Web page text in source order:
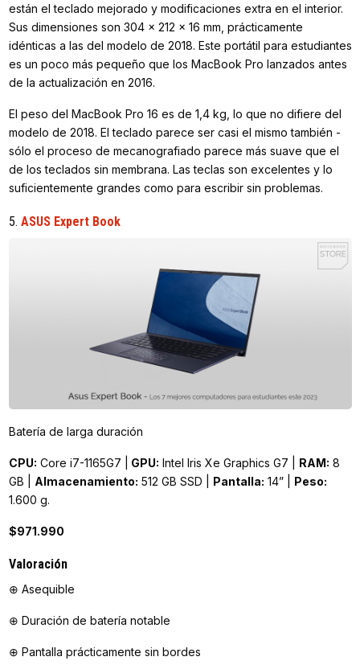
están el teclado mejorado y modificaciones extra en el interior.
Sus dimensiones son 304 x 212 x 16 mm, prácticamente
idénticas a las del modelo de 2018. Este portátil para estudiantes
es un poco más pequeño que los MacBook Pro lanzados antes
de la actualización en 2016.
El peso del MacBook Pro 16 es de 1,4 kg, lo que no difiere del
modelo de 2018. El teclado parece ser casi el mismo también -
sólo el proceso de mecanografiado parece más suave que el
de los teclados sin membrana. Las teclas son excelentes y lo
suficientemente grandes como para escribir sin problemas.
5. ASUS Expert Book
Batería de larga duración
CPU: Core i7-1165G7 | GPU: Intel Iris Xe Graphics G7 | RAM: 8
GB | Almacenamiento: 512 GB SSD | Pantalla: 14” | Peso:
1.600 g.
$971.990
Valoración
⊕ Asequible
⊕ Duración de batería notable
⊕ Pantalla prácticamente sin bordes